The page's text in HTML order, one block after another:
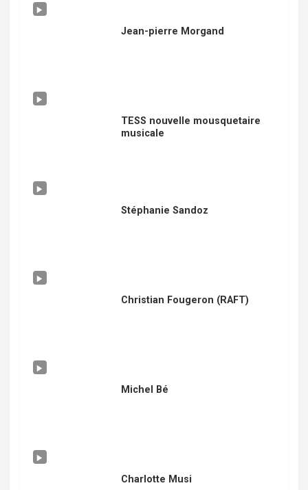
Jean-pierre Morgand
TESS nouvelle mousquetaire
musicale
Stéphanie Sandoz
Christian Fougeron (RAFT)
Michel Bé
Charlotte Musi